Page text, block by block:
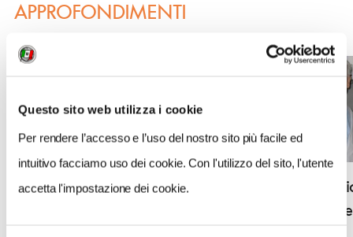
Questo sito web utilizza i cookie
Per rendere l’accesso e l’uso del nostro sito più facile ed
intuitivo facciamo uso dei cookie. Con l'utilizzo del sito, l'utente
accetta l'impostazione dei cookie.
APPROFONDIMENTI
Porta il borgo di Cocconato a casa tua
passione